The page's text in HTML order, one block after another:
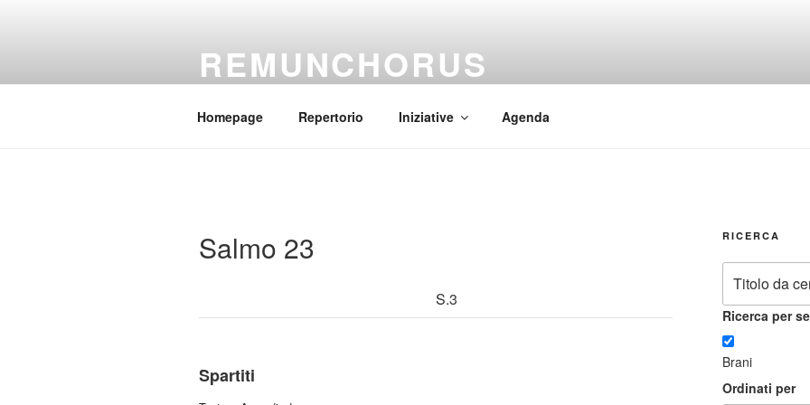
REMUNCHORUS
Homepage Repertorio Iniziative Agenda
Salmo 23
S.3
Spartiti
RICERCA
Ricerca per
Brani
Ordinati per